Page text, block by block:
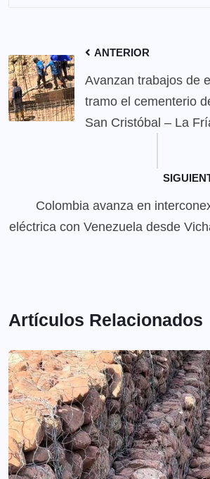
ANTERIOR
Avanzan trabajos de
tramo el cementerio
San Cristóbal – La
Colombia avanza en
eléctrica con Venezuela desde
Artículos Relacionados